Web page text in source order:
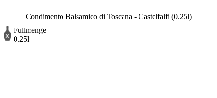
Condimento Balsamico di Toscana - Castelfalfi (0.25l)
Füllmenge
0.25l